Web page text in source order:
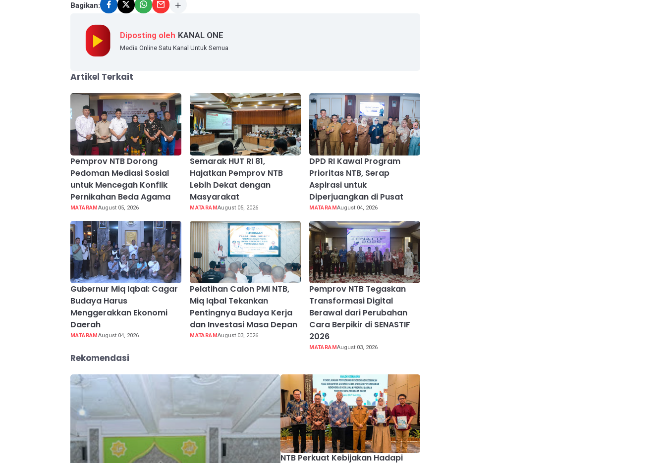
Bagikan:
Diposting oleh KANAL ONE
Media Online Satu Kanal Untuk Semua
Artikel Terkait
Pemprov NTB Dorong
Pedoman Mediasi Sosial
untuk Mencegah Konflik
Pernikahan Beda Agama
MATARAM August 05, 2026
Semarak HUT RI 81,
Hajatkan Pemprov NTB
Lebih Dekat dengan
Masyarakat
MATARAMAugust 05, 2026
DPD RI Kawal Program
Prioritas NTB, Serap
Aspirasi untuk
Diperjuangkan di Pusat
MATARAMAugust 04, 2026
Gubernur Miq Iqbal: Cagar
Budaya Harus
Menggerakkan Ekonomi
Daerah
MATARAM August 04, 2026
Pelatihan Calon PMI NTB,
Miq Iqbal Tekankan
Pentingnya Budaya Kerja
dan Investasi Masa Depan
MATARAMAugust 03, 2026
Pemprov NTB Tegaskan
Transformasi Digital
Berawal dari Perubahan
Cara Berpikir di SENASTIF
2026
MATARAMAugust 03, 2026
Rekomendasi
NTB Perkuat Kebijakan Hadapi